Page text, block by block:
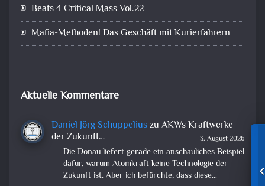
Beats 4 Critical Mass Vol.22
Mafia-Methoden! Das Geschäft mit Kurierfahrern
Aktuelle Kommentare
Daniel Jörg Schuppeliuszu AKWs Kraftwerke
der Zukunft…
3. August 2026
Die Donau liefert gerade ein anschauliches Beispiel
dafür, warum Atomkraft keine Technologie der
Zukunft ist. Aber ich befürchte, dass diese…